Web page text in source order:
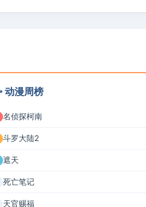
动漫周榜
名侦探柯南
斗罗大陆2
遮天
死亡笔记
天官赐福